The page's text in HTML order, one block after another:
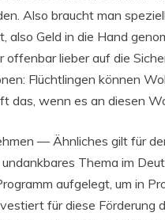
Also braucht man
also Geld in die Hand
offenbar lieber auf die
Flüchtlingen können
das, wenn es an diesen
— Ähnliches gilt für
Thema im
aufgelegt, um in
für diese Förderung